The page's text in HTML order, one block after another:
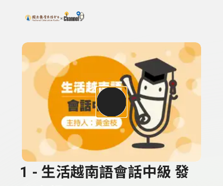
上方功能區塊
搜尋關鍵字：可輸入節目名稱、主持人或關鍵字
1 - 生活越南語會話中級 發